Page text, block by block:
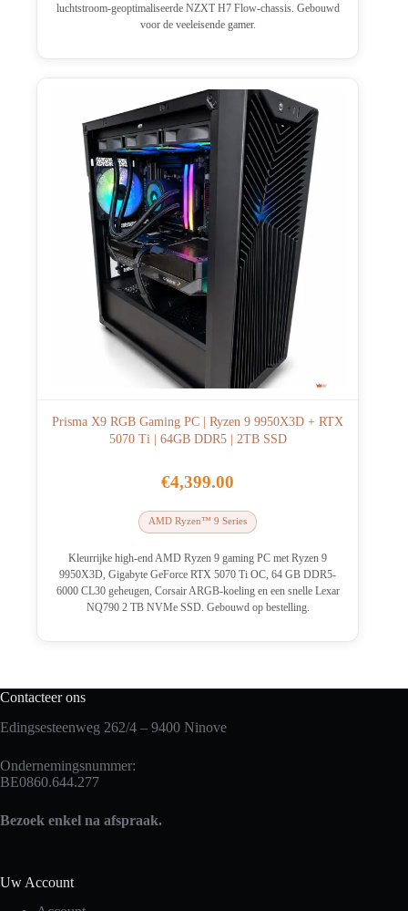
luchtstroom-geoptimaliseerde NZXT H7 Flow-chassis. Gebouwd
voor de veeleisende gamer.
Prisma X9 RGB Gaming PC | Ryzen 9 9950X3D + RTX
5070 Ti | 64GB DDR5 | 2TB SSD
€4,399.00
AMD Ryzen™ 9 Series
Kleurrijke high-end AMD Ryzen 9 gaming PC met Ryzen 9
9950X3D, Gigabyte GeForce RTX 5070 Ti OC, 64 GB DDR5-
6000 CL30 geheugen, Corsair ARGB-koeling en een snelle Lexar
NQ790 2 TB NVMe SSD. Gebouwd op bestelling.
Contacteer ons
Edingsesteenweg 262/4 – 9400 Ninove
Ondernemingsnummer:
BE0860.644.277
Bezoek enkel na afspraak.
Uw Account